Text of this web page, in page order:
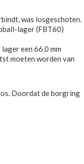
was losgeschoten.
lager (FBT60)
een 66,0 mm
moeten worden van
Doordat de borgring